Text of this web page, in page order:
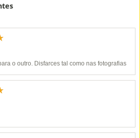
o outro. Disfarces tal como nas fotografias